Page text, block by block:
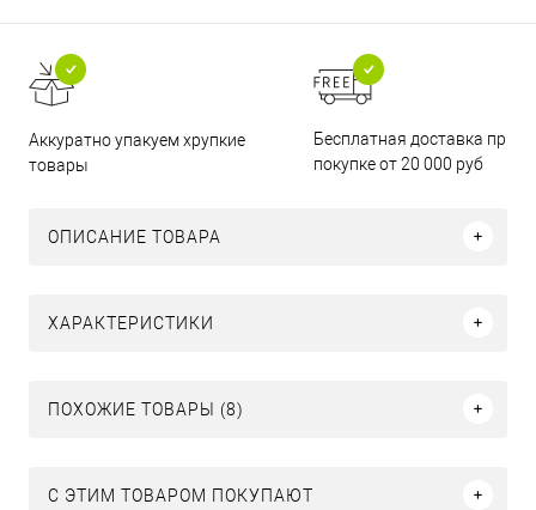
Аккуратно упакуем хрупкие
товары
Бесплатная доставка при
покупке от 20 000 руб
ОПИСАНИЕ ТОВАРА
ХАРАКТЕРИСТИКИ
ПОХОЖИЕ ТОВАРЫ (8)
С ЭТИМ ТОВАРОМ ПОКУПАЮТ